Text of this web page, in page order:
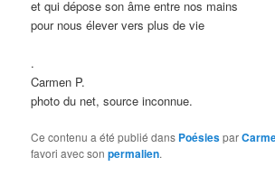
et qui dépose son âme entre nos mains
pour nous élever vers plus de vie
.
Carmen P.
photo du net, source inconnue.
Ce contenu a été publié dans Poésiespar
favori avec sonpermalien.